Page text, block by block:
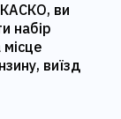
ви
набір
виїзд